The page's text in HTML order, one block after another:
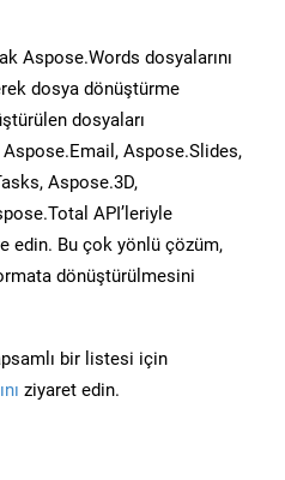
Aspose.Words dosyalarını
dosya dönüştürme
dosyaları
Aspose.Slides,
Aspose.3D,
API’leriyle
edin. Bu çok yönlü çözüm,
dönüştürülmesini
bir listesi için
ziyaret edin.